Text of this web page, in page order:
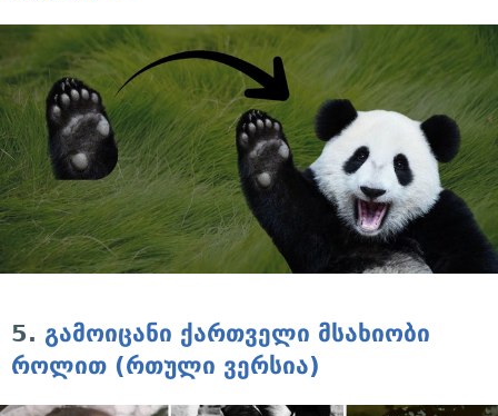
5. გამოიცანი ქართველი მსახიობი
როლით (რთული ვერსია)